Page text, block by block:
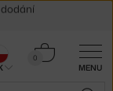
MENU
0
Košík